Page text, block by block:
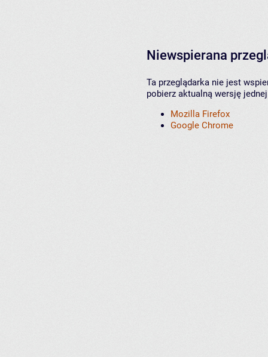
Niewspierana
Ta przeglądarka nie jest
pobierz aktualną wersję
Mozilla Firefox
Google Chrome